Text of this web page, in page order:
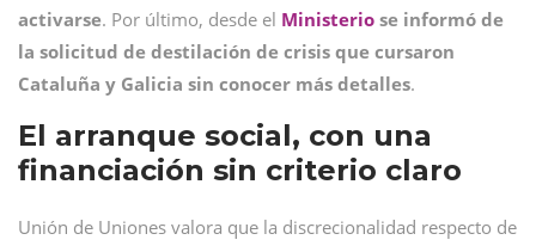
activarse. Por último, desde el Ministerio se informó de
la solicitud de destilación de crisis que cursaron
Cataluña y Galicia sin conocer más detalles.
El arranque social, con una
financiación sin criterio claro
Unión de Uniones valora que la discrecionalidad respecto de